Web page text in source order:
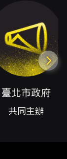
監陳彥廷、
長鍾采凌、
琁睎、演員
華、舞台設
設計曹庭
翔、舞台技
臺北市政府
共同主辦